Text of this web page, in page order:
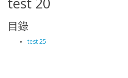
目錄
test 25